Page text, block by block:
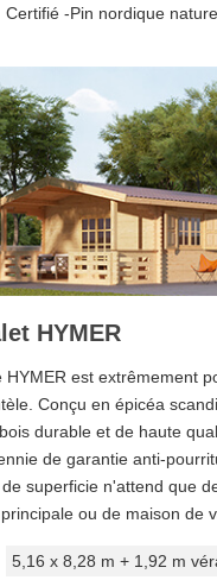
Certifié -Pin nordique
HYMER
HYMER est extrêmement
Conçu en épicéa
durable et de haute
de garantie anti-
de superficie n'attend que
ou de maison de
5,16 x 8,28 m + 1,92 m